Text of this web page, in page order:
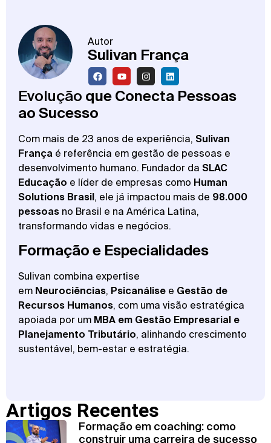
Autor
Sulivan França
Evolução que Conecta Pessoas
ao Sucesso
Com mais de 23 anos de experiência, Sulivan
França é referência em gestão de pessoas e
desenvolvimento humano. Fundador da SLAC
Educação e líder de empresas como Human
Solutions Brasil , ele já impactou mais de 98.000
pessoas no Brasil e na América Latina,
transformando vidas e negócios.
Formação e Especialidades
Sulivan combina expertise
em Neurociências, Psicanálise e Gestão de
Recursos Humanos, com uma visão estratégica
apoiada por um MBA em Gestão Empresarial e
Planejamento Tributário, alinhando crescimento
sustentável, bem-estar e estratégia.
Artigos Recentes
Formação em coaching: como
construir uma carreira de sucesso